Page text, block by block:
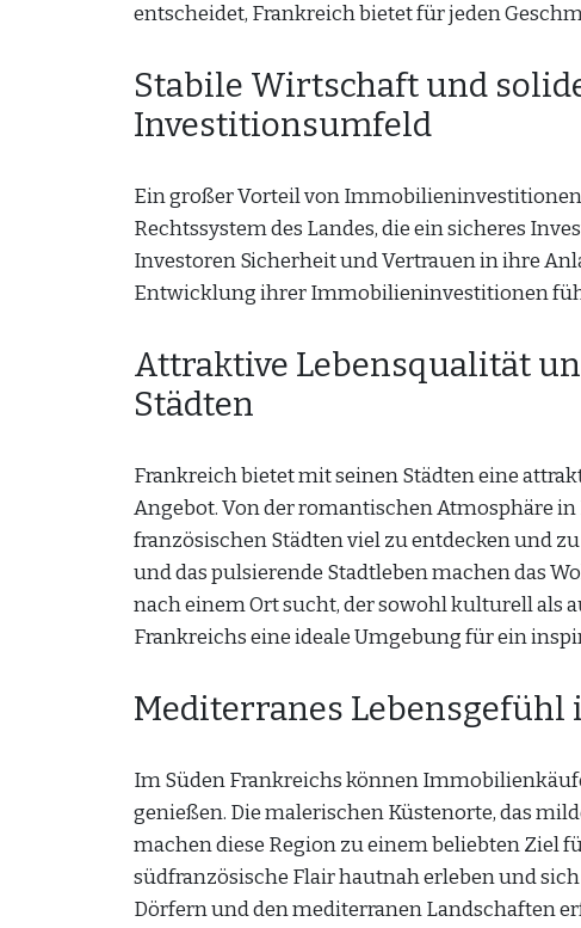
entscheidet, Frankreich bietet für jeden
Stabile Wirtschaft und
Investitionsumfeld
Ein großer Vorteil von
Rechtssystem des Landes, die ein sicheres
Investoren Sicherheit und Vertrauen in ihre
Entwicklung ihrer Immobilieninvestitionen
Attraktive Lebensqualität
Städten
Frankreich bietet mit seinen Städten eine
Angebot. Von der romantischen Atmosphäre
französischen Städten viel zu entdecken und
und das pulsierende Stadtleben machen das
nach einem Ort sucht, der sowohl kulturell als
Frankreichs eine ideale Umgebung für ein
Mediterranes Lebensgefühl
Im Süden Frankreichs können
genießen. Die malerischen Küstenorte, das
machen diese Region zu einem beliebten Ziel
südfranzösische Flair hautnah erleben und
Dörfern und den mediterranen Landschaften